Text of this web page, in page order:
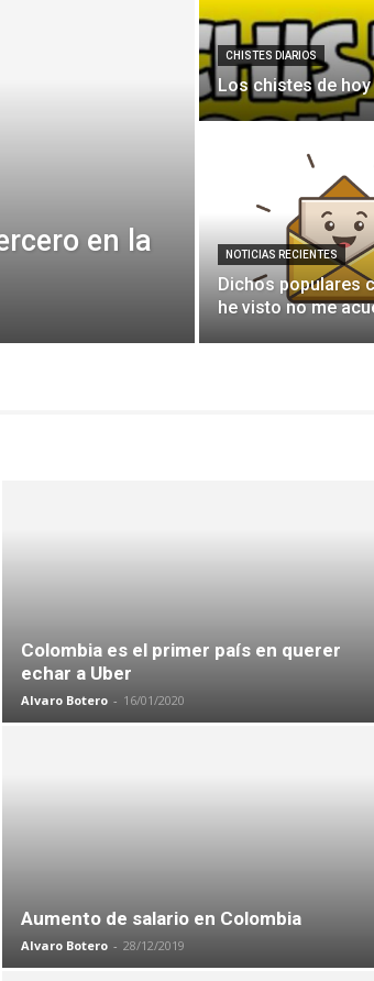
en la
CHISTES DIARIOS
Los chistes de hoy
NOTICIAS RECIENTES
Dichos populares
he visto no me
Colombia es el primer país en querer
echar a Uber
Alvaro Botero - 16/01/2020
Aumento de salario en Colombia
Alvaro Botero - 28/12/2019